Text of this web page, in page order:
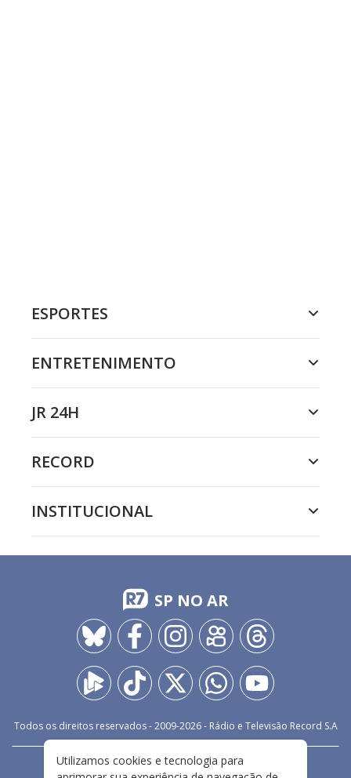
ESPORTES
ENTRETENIMENTO
JR 24H
RECORD
INSTITUCIONAL
SP NO AR
Todos os direitos reservados - 2009-2026- Rádio e Televisão Record S.A
FALE CONOSCO PRIVACIDADE
Utilizamos cookies e tecnologia para